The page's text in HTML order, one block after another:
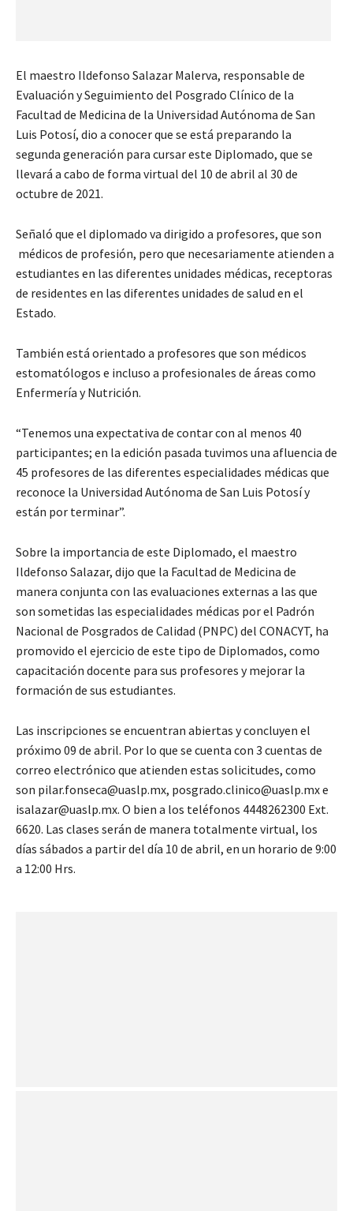
El maestro Ildefonso Salazar Malerva, responsable de
Evaluación y Seguimiento del Posgrado Clínico de la
Facultad de Medicina de la Universidad Autónoma de San
Luis Potosí, dio a conocer que se está preparando la
segunda generación para cursar este Diplomado, que se
llevará a cabo de forma virtual del 10 de abril al 30 de
octubre de 2021.
Señaló que el diplomado va dirigido a profesores, que son
médicos de profesión, pero que necesariamente atienden a
estudiantes en las diferentes unidades médicas, receptoras
de residentes en las diferentes unidades de salud en el
Estado.
También está orientado a profesores que son médicos
estomatólogos e incluso a profesionales de áreas como
Enfermería y Nutrición.
“Tenemos una expectativa de contar con al menos 40
participantes; en la edición pasada tuvimos una afluencia de
45 profesores de las diferentes especialidades médicas que
reconoce la Universidad Autónoma de San Luis Potosí y
están por terminar”.
Sobre la importancia de este Diplomado, el maestro
Ildefonso Salazar, dijo que la Facultad de Medicina de
manera conjunta con las evaluaciones externas a las que
son sometidas las especialidades médicas por el Padrón
Nacional de Posgrados de Calidad (PNPC) del CONACYT, ha
promovido el ejercicio de este tipo de Diplomados, como
capacitación docente para sus profesores y mejorar la
formación de sus estudiantes.
Las inscripciones se encuentran abiertas y concluyen el
próximo 09 de abril. Por lo que se cuenta con 3 cuentas de
correo electrónico que atienden estas solicitudes, como
son pilar.fonseca@uaslp.mx, posgrado.clinico@uaslp.mx e
isalazar@uaslp.mx. O bien a los teléfonos 4448262300 Ext.
6620. Las clases serán de manera totalmente virtual, los
días sábados a partir del día 10 de abril, en un horario de 9:00
a 12:00 Hrs.